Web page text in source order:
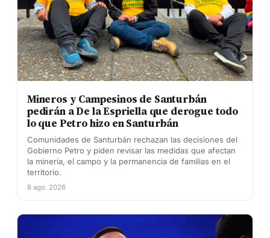
Mineros y Campesinos de Santurbán
pedirán a De la Espriella que derogue todo
lo que Petro hizo en Santurbán
Comunidades de Santurbán rechazan las decisiones del
Gobierno Petro y piden revisar las medidas que afectan
la minería, el campo y la permanencia de familias en el
territorio.
8 ago. 2026